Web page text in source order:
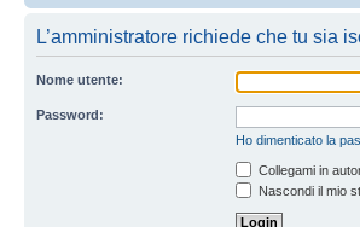
L’amministratore richiede che tu sia
Nome utente:
Password:
Ho dimenticato la
Collegami in
Nascondi il mio